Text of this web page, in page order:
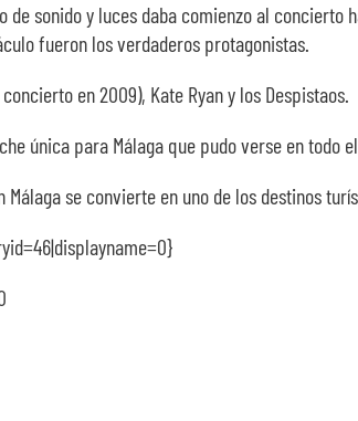
sonido y luces daba comienzo al concierto
fueron los verdaderos protagonistas.
en 2009), Kate Ryan y los Despistaos.
única para Málaga que pudo verse en todo
se convierte en uno de los destinos